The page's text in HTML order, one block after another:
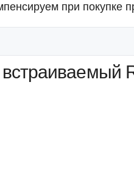
при покупке